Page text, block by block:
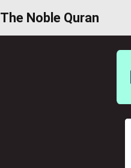
The Noble Quran